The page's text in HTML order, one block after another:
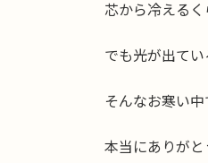
芯から冷えるく
でも光が出て
そんなお寒い
本当にありがと